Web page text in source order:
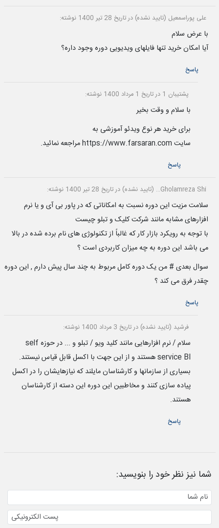
علی پوراسمعیل (تایید نشده) در تاریخ 28 تیر 1400 نوشته:
با عرض سلام
آیا امکان خرید تنها فایلهای ویدیویی دوره وجود داره؟
پاسخ
پشتیبان 1 در تاریخ 1 مرداد 1400 نوشته:
با سلام و وقت بخیر
برای خرید هر نوع ویدئو آموزشی به
سایت https://www.farsaran.com مراجعه نمائید.
پاسخ
Gholamreza Shi… (تایید نشده) در تاریخ 28 تیر 1400 نوشته:
سلامت مزیت این دوره نسبت به امکاناتی که در پاور بی آی و یا نرم
افزارهای مشابه مانند شرکت کلیک و تبلو چیست
با توجه به رویکرد بازار کار که غالباً از تکنولوژی های نام برده شده در بالا
می باشد این دوره به چه میزان کاربردی است ؟
سوال بعدی # من یک دوره کامل مربوط به چند سال پیش دارم , این دوره
چقدر فرق می کند ؟
پاسخ
فرشید (تایید نشده) در تاریخ 3 مرداد 1400 نوشته:
سلام / نرم افزارهایی مانند کلید ویو / تبلو و ... در حوزه self
service BI هستند و از این جهت با اکسل قابل قیاس نیستند.
بسیاری از سازمانها و کارشناسان مایلند که نیازهایشان را در اکسل
پیاده سازی کنند و مخاطبین این دوره این دسته از کارشناسان
هستند.
پاسخ
شما نیز نظر خود را بنویسید: